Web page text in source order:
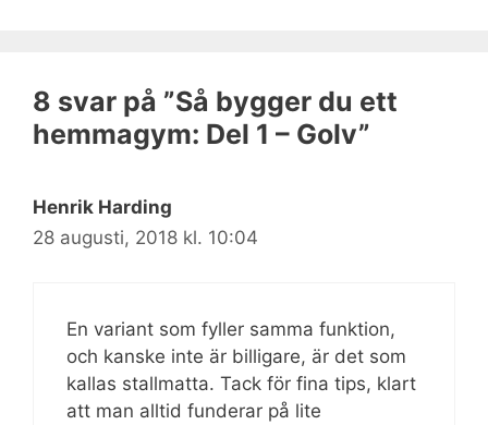
8 svar på ”Så bygger du ett
hemmagym: Del 1 – Golv”
Henrik Harding
28 augusti, 2018 kl. 10:04
En variant som fyller samma funktion,
och kanske inte är billigare, är det som
kallas stallmatta. Tack för fina tips, klart
att man alltid funderar på lite